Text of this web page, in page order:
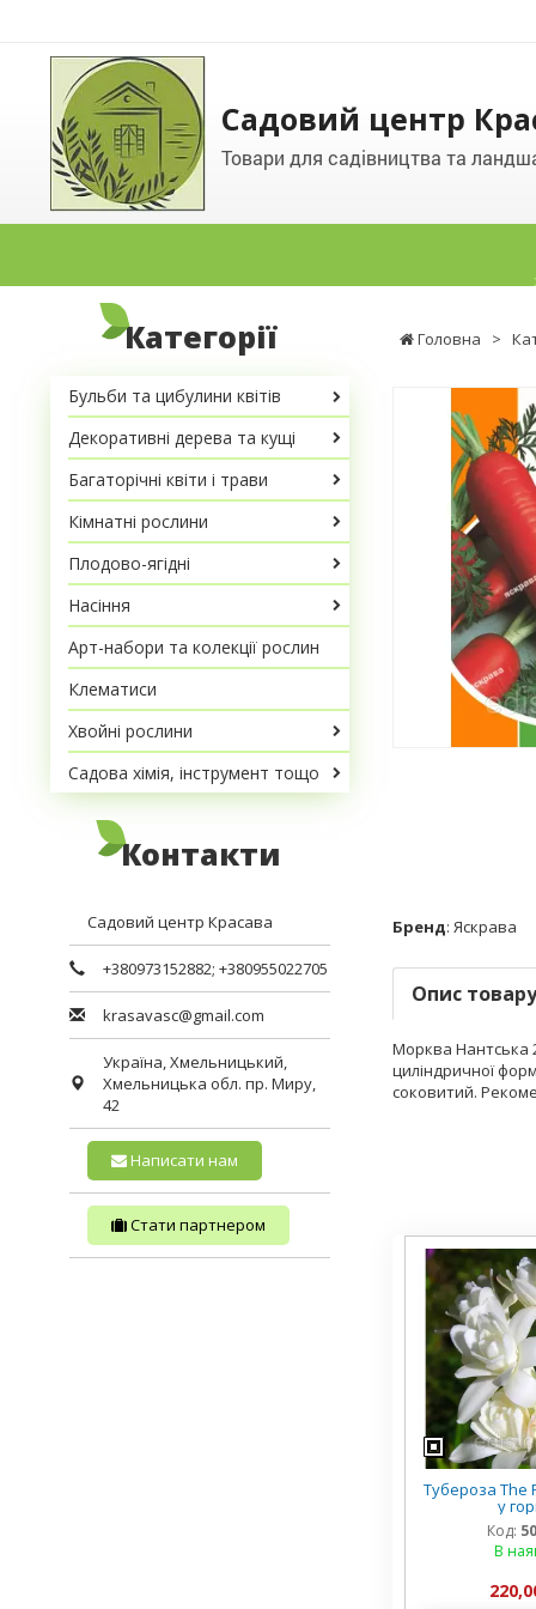
Садовий центр
Товари для садівництва та
Головна >
Бренд: Яскрава
Опис товару
Морква Нантська
циліндричної
соковитий.
Тубероза The
у
Код:
В
Категорії
Бульби та цибулини квітів
Декоративні дерева та кущі
Багаторічні квіти і трави
Кімнатні рослини
Плодово-ягідні
Насіння
Арт-набори та колекції рослин
Клематиси
Хвойні рослини
Садова хімія, інструмент тощо
Контакти
Садовий центр Красава
+380973152882; +380955022705
krasavasc@gmail.com
Україна,Хмельницький,
Хмельницька обл. пр. Миру,
42
Написати нам
Стати партнером